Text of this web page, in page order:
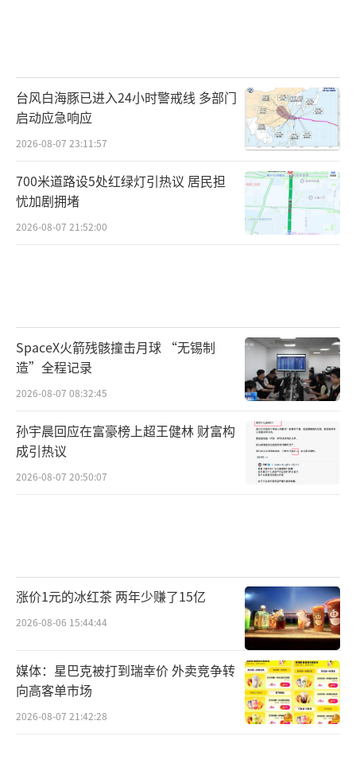
台风白海豚已进入24小时警戒线 多部门
启动应急响应
2026-08-07 23:11:57
700米道路设5处红绿灯引热议 居民担
忧加剧拥堵
2026-08-07 21:52:00
SpaceX火箭残骸撞击月球 “无锡制
造”全程记录
2026-08-07 08:32:45
孙宇晨回应在富豪榜上超王健林 财富构
成引热议
2026-08-07 20:50:07
涨价1元的冰红茶 两年少赚了15亿
2026-08-06 15:44:44
媒体：星巴克被打到瑞幸价 外卖竞争转
向高客单市场
2026-08-07 21:42:28